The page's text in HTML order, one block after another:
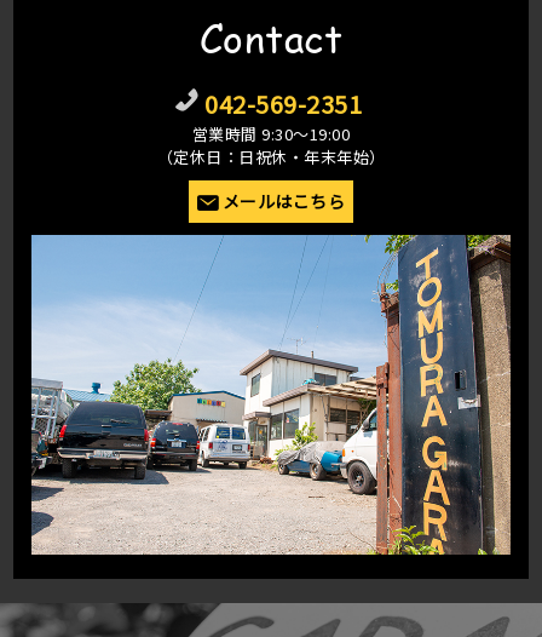
Contact
042-569-2351
営業時間 9:30〜19:00
（定休日：日祝休・年末年始）
メールはこちら